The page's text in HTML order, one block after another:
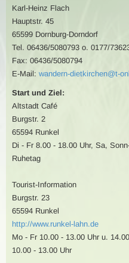
Karl-Heinz Flach
Hauptstr. 45
65599 Dornburg-Dorndorf
Tel. 06436/5080793 o. 0177/
Fax: 06436/5080794
E-Mail: wandern-dietkirchen@t-
Start und Ziel:
Altstadt Café
Burgstr. 2
65594 Runkel
Di - Fr 8.00 - 18.00 Uhr, Sa,
Ruhetag
Tourist-Information
Burgstr. 23
65594 Runkel
http://www.runkel-lahn.de
Mo - Fr 10.00 - 13.00 Uhr u.
10.00 - 13.00 Uhr